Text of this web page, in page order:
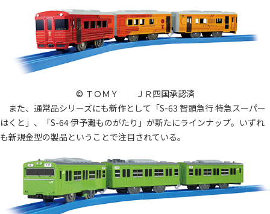
© ＴＯＭＹ ＪＲ四国承認済
また、通常品シリーズにも新作として「S-63 智頭急行 特急スーパー
はくと」、「S-64 伊予灘ものがたり」が新たにラインナップ。いずれ
も新規金型の製品ということで注目されている。